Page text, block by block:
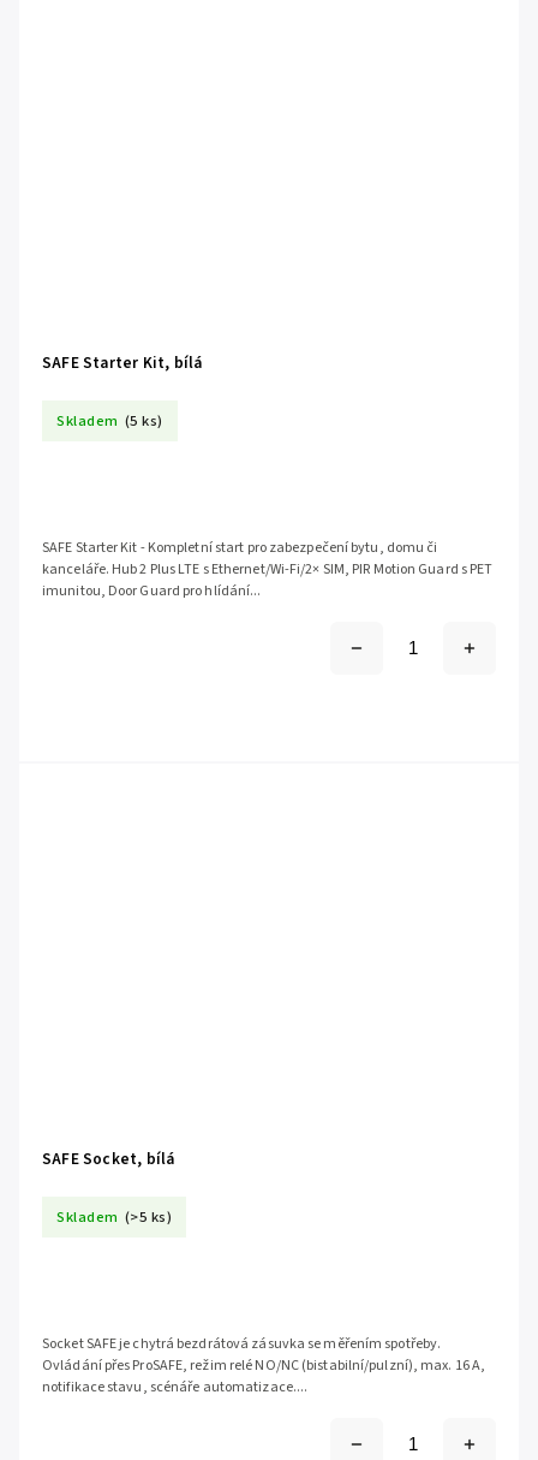
SAFE Starter Kit, bílá
Skladem (5 ks)
SAFE Starter Kit - Kompletní start pro zabezpečení bytu, domu či
kanceláře. Hub 2 Plus LTE s Ethernet/Wi-Fi/2× SIM, PIR Motion Guard s PET
imunitou, Door Guard pro hlídání...
SAFE Socket, bílá
Skladem (>5 ks)
Socket SAFE je chytrá bezdrátová zásuvka se měřením spotřeby.
Ovládání přes ProSAFE, režim relé NO/NC (bistabilní/pulzní), max. 16 A,
notifikace stavu, scénáře automatizace....